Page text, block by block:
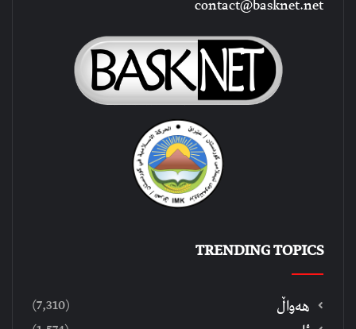
contact@basknet.net
TRENDING TOPICS
هەواڵ (7,310)